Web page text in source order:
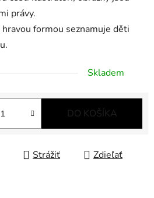
právy.
formou seznamuje děti
Skladem
DO KOŠÍKA
Strážiť Zdieľať